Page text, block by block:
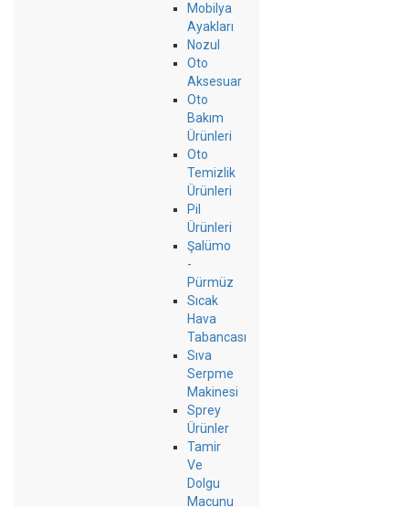
Mobilya
Ayakları
Nozul
Oto
Aksesuar
Oto
Bakım
Ürünleri
Oto
Temizlik
Ürünleri
Pil
Ürünleri
Şalümo
-
Pürmüz
Sıcak
Hava
Tabancası
Sıva
Serpme
Makinesi
Sprey
Ürünler
Tamir
Ve
Dolgu
Macunu